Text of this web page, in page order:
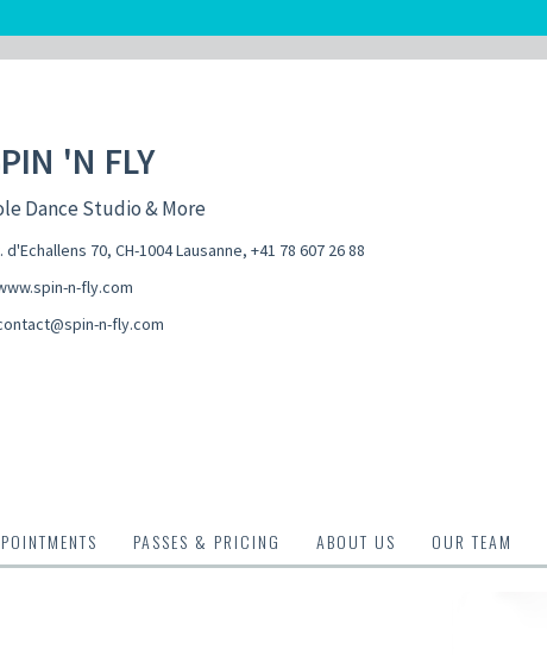
'N FLY
Dance Studio & More
d'Echallens 70, CH-1004 Lausanne, +41 78 607 26 88
n-fly.com
n-fly.com
PASSES & PRICING ABOUT US OUR TEAM